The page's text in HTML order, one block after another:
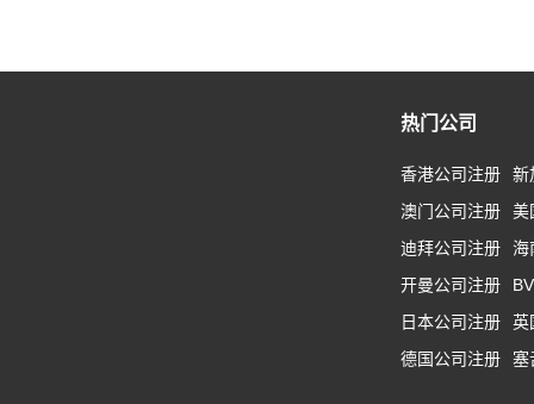
热门公司
香港公司注册
新
澳门公司注册
美
迪拜公司注册
海
开曼公司注册
日本公司注册
英
德国公司注册
塞